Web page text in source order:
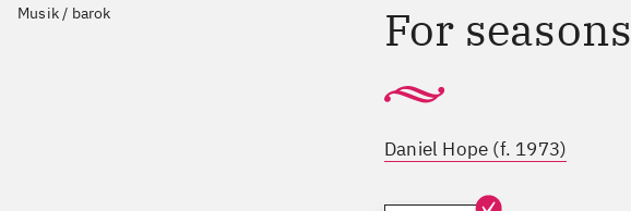
Musik / barok For seasons
Daniel Hope (f. 1973)